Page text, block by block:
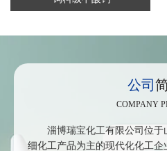
公司
COMPANY
淄博瑞宝化工有限公司位
细化工产品为主的现代化化工企